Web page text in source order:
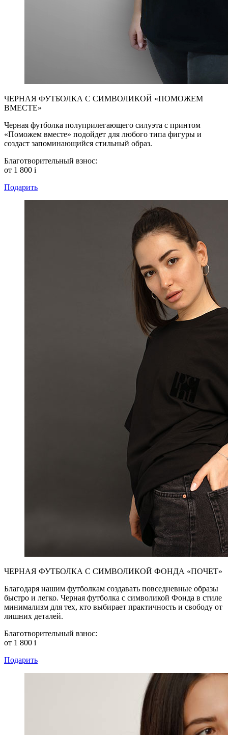
ЧЕРНАЯ ФУТБОЛКА С СИМВОЛИКОЙ «ПОМОЖЕМ
ВМЕСТЕ»
Черная футболка полуприлегающего силуэта с принтом
«Поможем вместе» подойдет для любого типа фигуры и
создаст запоминающийся стильный образ.
Благотворительный взнос:
от 1 800 i
Подарить
ЧЕРНАЯ ФУТБОЛКА С СИМВОЛИКОЙ ФОНДА «ПОЧЕТ»
Благодаря нашим футболкам создавать повседневные образы
быстро и легко. Черная футболка с символикой Фонда в стиле
минимализм для тех, кто выбирает практичность и свободу от
лишних деталей.
Благотворительный взнос:
от 1 800 i
Подарить